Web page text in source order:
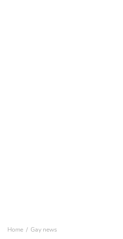
Home Gay news